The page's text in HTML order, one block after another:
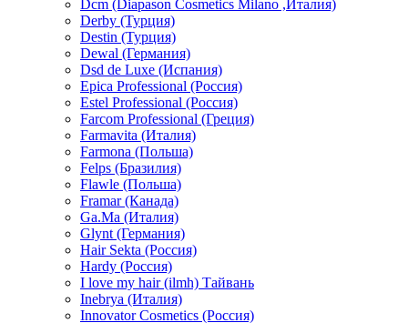
Dcm (Diapason Cosmetics Milano ,Италия)
Derby (Турция)
Destin (Турция)
Dewal (Германия)
Dsd de Luxe (Испания)
Epica Professional (Россия)
Estel Professional (Россия)
Farcom Professional (Греция)
Farmavita (Италия)
Farmona (Польша)
Felps (Бразилия)
Flawle (Польша)
Framar (Канада)
Ga.Ma (Италия)
Glynt (Германия)
Hair Sekta (Россия)
Hardy (Россия)
I love my hair (ilmh) Тайвань
Inebrya (Италия)
Innovator Cosmetics (Россия)